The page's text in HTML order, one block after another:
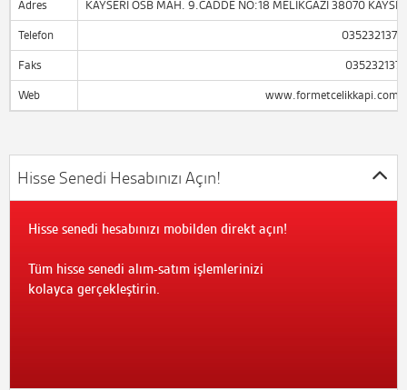
Adres KAYSERİ OSB MAH. 9.CADDE NO:18 MELİKGAZİ 38070
Telefon
Faks
Web
Hisse Senedi Hesabınızı Açın!
Hisse senedi hesabınızı mobilden direkt açın!
Tüm hisse senedi alım-satım işlemlerinizi
kolayca gerçekleştirin.